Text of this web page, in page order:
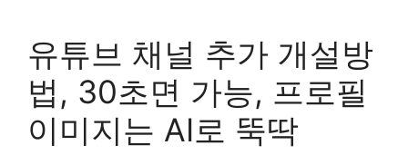
유튜브 채널 추가 개설방
법, 30초면 가능, 프로필
이미지는 AI로 뚝딱